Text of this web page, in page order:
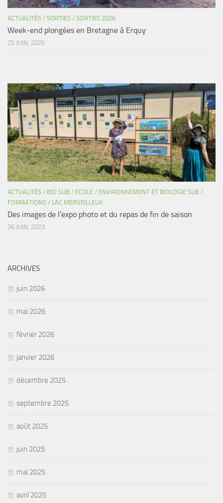
ACTUALITÉS / SORTIES / SORTIES 2026
Week-end plongées en Bretagne à Erquy
25 JUIN, 2026
ACTUALITÉS / BIO SUB / ECOLE / ENVIRONNEMENT ET BIOLOGIE SUB /
FORMATIONS / LAC MERVEILLEUX
Des images de l’expo photo et du repas de fin de saison
26 JUIN, 2023
ARCHIVES
juin 2026
mai 2026
février 2026
janvier 2026
décembre 2025
septembre 2025
août 2025
juin 2025
mai 2025
avril 2025